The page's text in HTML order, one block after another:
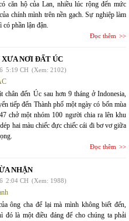
căn hộ của Lan, nhiều lúc rộng đến mức
chính mình trên nền gạch. Sự nghiệp làm
phần lận đận.
Đọc thêm
NƠI ĐẤT ÚC
5:19 CH (Xem: 2102)
chân đến Úc sau hơn 9 tháng ở Indonesia,
tiếp đến Thành phố một ngày có bốn mùa
chở một nhóm 100 người chia ra lên khu
hai màu chiếc đực chiếc cái đi bơ vơ giữa
Đọc thêm
NHẬN
2:04 CH (Xem: 1988)
ông cha để lại mà mình không biết đến,
đó là một điều đáng để cho chúng ta phải